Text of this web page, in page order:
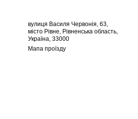
вулиця Василя Червонія, 63,
місто Рівне, Рівненська область,
Україна, 33000
Мапа проїзду